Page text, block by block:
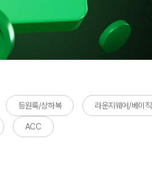
등원룩/상하복 라운지웨어/베이직
ACC